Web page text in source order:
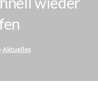
Aktuelles